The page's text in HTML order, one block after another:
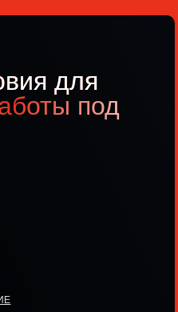
для
под